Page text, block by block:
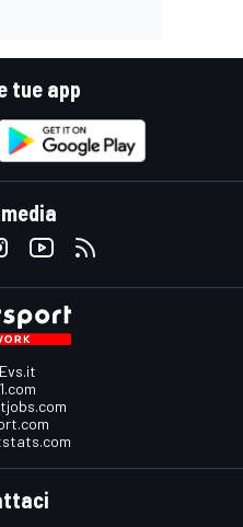
tue app